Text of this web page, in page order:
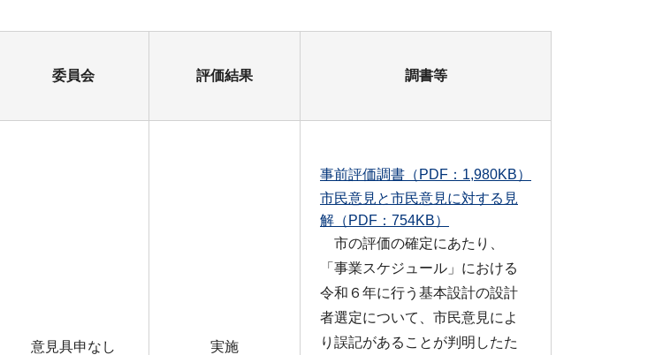
委員会 評価結果 調書等
意見具申なし 実施
事前評価調書（PDF：1,980KB）
市民意見と市民意見に対する見
解（PDF：754KB）
市の評価の確定にあたり、
「事業スケジュール」における
令和６年に行う基本設計の設計
者選定について、市民意見によ
り誤記があることが判明したた